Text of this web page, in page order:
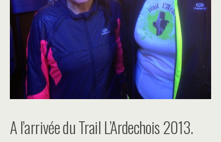
A l’arrivée du Trail L’Ardechois 2013.